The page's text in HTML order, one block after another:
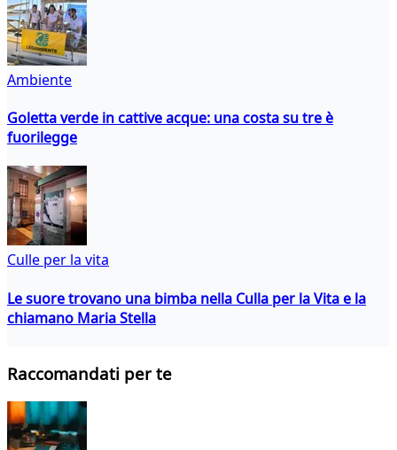
Ambiente
Goletta verde in cattive acque: una costa su tre è
fuorilegge
Culle per la vita
Le suore trovano una bimba nella Culla per la Vita e la
chiamano Maria Stella
Raccomandati per te